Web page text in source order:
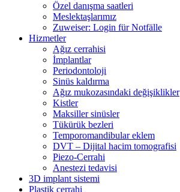
Özel danışma saatleri
Meslektaşlarımız
Zuweiser: Login für Notfälle
Hizmetler
Ağız cerrahisi
İmplantlar
Periodontoloji
Sinüs kaldırma
Ağız mukozasındaki değişiklikler
Kistler
Maksiller sinüsler
Tükürük bezleri
Temporomandibular eklem
DVT – Dijital hacim tomografisi
Piezo-Cerrahi
Anestezi tedavisi
3D implant sistemi
Plastik cerrahi